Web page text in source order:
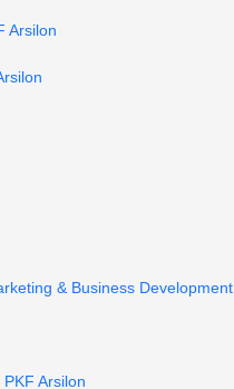
Arsilon
& Business Development
Arsilon